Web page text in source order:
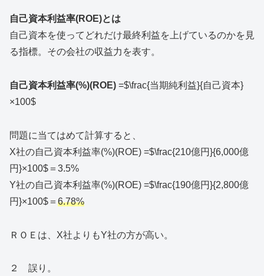
自己資本利益率(ROE)とは
自己資本を使ってどれだけ最終利益を上げているのかを見
る指標。その会社の収益力を表す。
自己資本利益率(%)(ROE) =$\frac{当期純利益}{自己資本}
×100$
問題に当てはめて計算すると、
X社の自己資本利益率(%)(ROE) =$\frac{210億円}{6,000億
円}×100$＝3.5%
Y社の自己資本利益率(%)(ROE) =$\frac{190億円}{2,800億
円}×100$＝ 6.78%
ＲＯＥは、X社よりもY社の方が高い。
２ 誤り。